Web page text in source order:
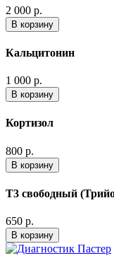
2 000 р.
В корзину
Кальцитонин
1 000 р.
В корзину
Кортизол
800 р.
В корзину
Т3 свободный
650 р.
В корзину